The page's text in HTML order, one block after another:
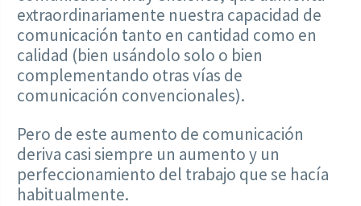
extraordinariamente nuestra capacidad de
comunicación tanto en cantidad como en
calidad (bien usándolo solo o bien
complementando otras vías de
comunicación convencionales).
Pero de este aumento de comunicación
deriva casi siempre un aumento y un
perfeccionamiento del trabajo que se hacía
habitualmente.